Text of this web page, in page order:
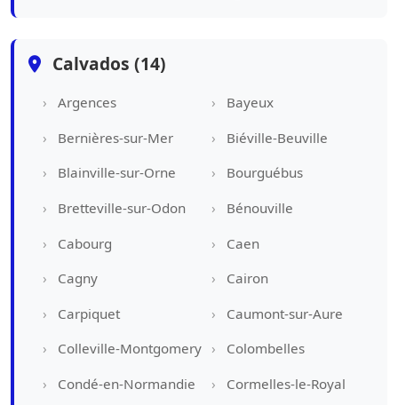
Calvados (14)
Argences
Bayeux
Bernières-sur-Mer
Biéville-Beuville
Blainville-sur-Orne
Bourguébus
Bretteville-sur-Odon
Bénouville
Cabourg
Caen
Cagny
Cairon
Carpiquet
Caumont-sur-Aure
Colleville-Montgomery
Colombelles
Condé-en-Normandie
Cormelles-le-Royal